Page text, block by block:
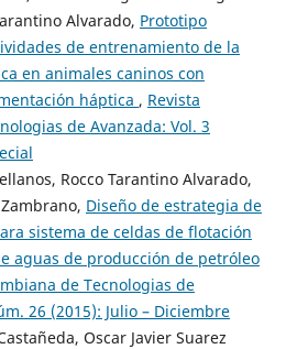
Alvarado, Prototipo
de entrenamiento de la
en animales caninos con
háptica , Revista
de Avanzada: Vol. 3
Rocco Tarantino Alvarado,
Diseño de estrategia de
sistema de celdas de flotación
aguas de producción de petróleo
de Tecnologias de
26 (2015): Julio – Diciembre
Oscar Javier Suarez